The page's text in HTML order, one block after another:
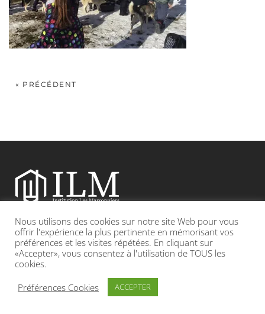
« PRÉCÉDENT
Etablissement catholique sous contrat d’association avec l’Etat
Adresse : 19, Grande rue 69420 CONDRIEU
INFOS LÉGALES POLITIQUE DE CONFIDENTIALITÉ
Nous utilisons des cookies sur notre site Web pour vous
offrir l'expérience la plus pertinente en mémorisant vos
préférences et les visites répétées. En cliquant sur
«Accepter», vous consentez à l'utilisation de TOUS les
cookies.
Préférences Cookies
ACCEPTER